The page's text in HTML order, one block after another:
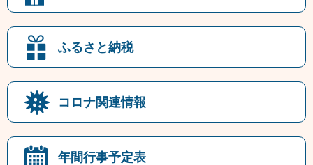
ふるさと納税
コロナ関連情報
年間行事予定表